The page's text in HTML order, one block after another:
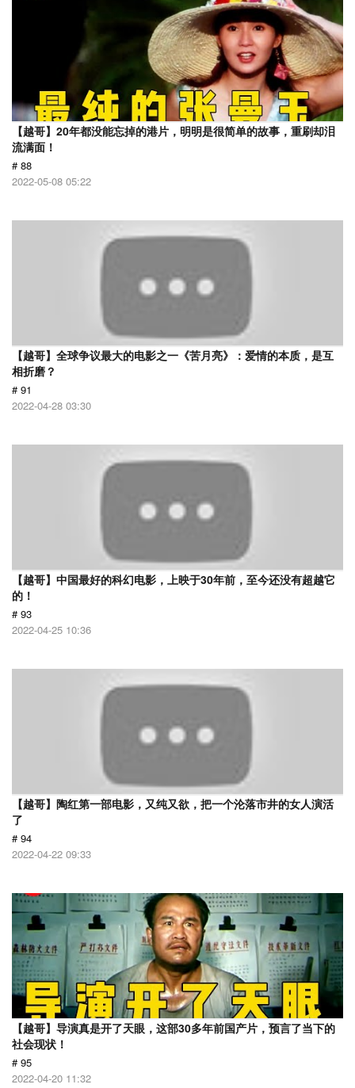
【越哥】20年都没能忘掉的港片，明明是很简单的故事，重刷却泪
流满面！
# 88
2022-05-08 05:22
【越哥】全球争议最大的电影之一《苦月亮》：爱情的本质，是互
相折磨？
# 91
2022-04-28 03:30
【越哥】中国最好的科幻电影，上映于30年前，至今还没有超越它
的！
# 93
2022-04-25 10:36
【越哥】陶红第一部电影，又纯又欲，把一个沦落市井的女人演活
了
# 94
2022-04-22 09:33
【越哥】导演真是开了天眼，这部30多年前国产片，预言了当下的
社会现状！
# 95
2022-04-20 11:32